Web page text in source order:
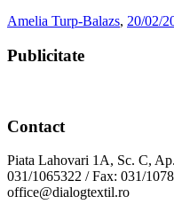
Amelia Turp-Balazs, 20/02/
Publicitate
Contact
Piata Lahovari 1A, Sc. C,
031/1065322 / Fax: 031/
office@dialogtextil.ro